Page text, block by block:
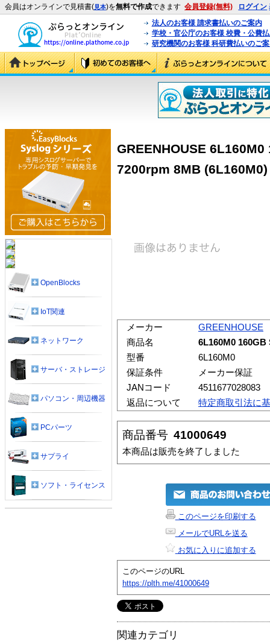
会員はオンラインで見積書(見本)を無料で作成できます 会員登録(無料) ログイン
法人のお客様 請求書払いのご案内
学校・官公庁のお客様 校費・公費
研究機関のお客様 科研費払いのご
GREENHOUSE
7200rpm 8MB (6L160M0)
メーカー
GREENHOUSE
商品名
6L160M0
型番
6L160M0
保証条件
メーカー保証
JANコード
4511677028083
返品について
特定商取引法に
商品番号 41000649
本商品は販売を終了しました
このページを印刷する
メールでURLを送る
お気に入りに追加する
このページのURL
https://plth.me/41000649
関連カテゴリ
OpenBlocks
IoT関連
ネットワーク
サーバ・ストレージ
パソコン・周辺機器
PCパーツ
サプライ
ソフト・ライセンス